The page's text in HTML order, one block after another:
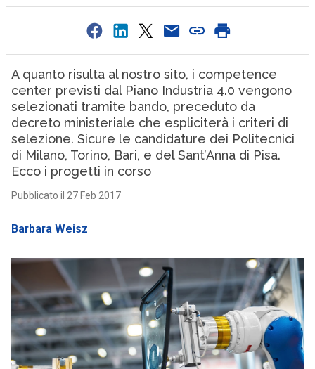
A quanto risulta al nostro sito, i competence
center previsti dal Piano Industria 4.0 vengono
selezionati tramite bando, preceduto da
decreto ministeriale che espliciterà i criteri di
selezione. Sicure le candidature dei Politecnici
di Milano, Torino, Bari, e del Sant’Anna di Pisa.
Ecco i progetti in corso
Pubblicato il 27 Feb 2017
Barbara Weisz